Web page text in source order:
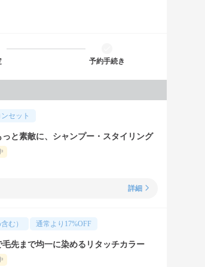
予約手続き
セット
と素敵に、シャンプー・スタイリング
詳細
む） 通常より 17%OFF
先まで均一に染めるリタッチカラー